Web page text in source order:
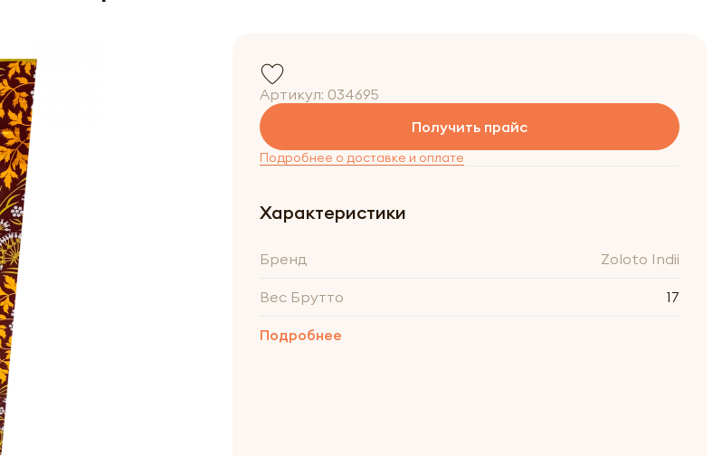
Артикул: 034695
Получить прайс
Подробнее о доставке и оплате
Характеристики
Бренд Zoloto Indii
Вес Брутто 17
Подробнее